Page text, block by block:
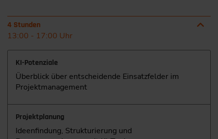
4 Stunden
13:00 - 17:00 Uhr
KI-Potenziale
Überblick über entscheidende Einsatzfelder im
Projektmanagement
Projektplanung
Ideenfindung, Strukturierung und